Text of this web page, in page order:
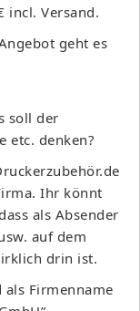
incl. Versand.
geht es
soll der
etc. denken?
Ihr könnt
als Absender
auf dem
drin ist.
als Firmenname